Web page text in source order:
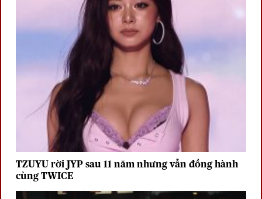
TZUYU rời JYP sau 11 năm nhưng vẫn đồng hành
cùng TWICE